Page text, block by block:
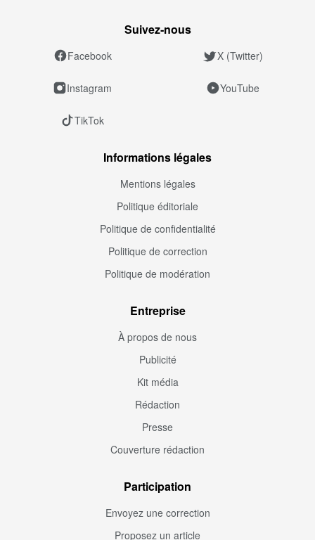
Suivez‑nous
Facebook X (Twitter)
Instagram YouTube
TikTok
Informations légales
Mentions légales
Politique éditoriale
Politique de confidentialité
Politique de correction
Politique de modération
Entreprise
À propos de nous
Publicité
Kit média
Rédaction
Presse
Couverture rédaction
Participation
Envoyez une correction
Proposez un article